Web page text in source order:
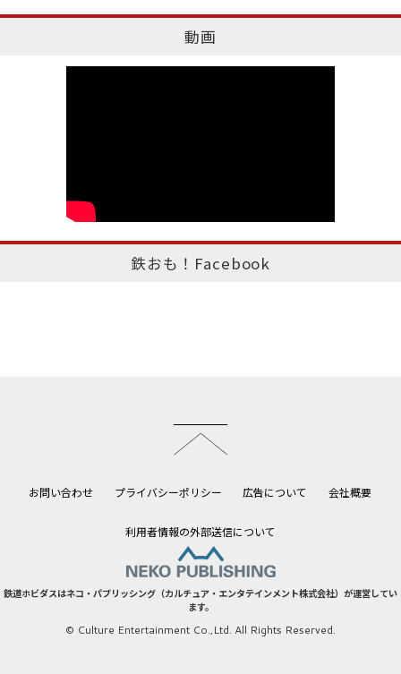
動画
鉄おも！Facebook
お問い合わせ プライバシーポリシー 広告について 会社概要
利用者情報の外部送信について
鉄道ホビダスはネコ・パブリッシング（カルチュア・エンタテインメント株式会社）が運営してい
ます。
© Culture Entertainment Co.,Ltd. All Rights Reserved.